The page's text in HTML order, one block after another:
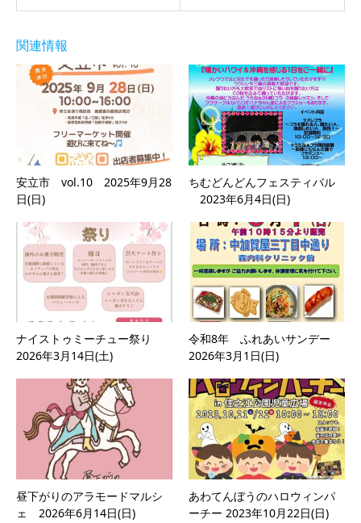
関連情報
安立市 vol.10 2025年9月28
日(日)
ちむどんどんフェスティバル
2023年6月4日(日)
ナイストゥミーチュー祭り
2026年3月14日(土)
令和8年 ふれあいサンデー
2026年3月1日(日)
昼下がりのアラモードマルシ
ェ 2026年6月14日(日)
あわてんぼうのハロウィンパ
ーチー 2023年10月22日(日)